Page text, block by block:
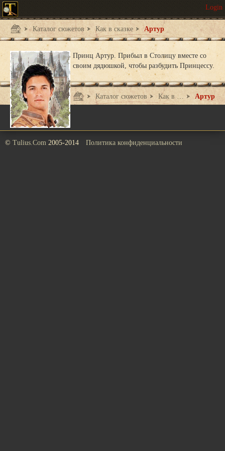
Каталог сюжетов Как в сказке Артур
Принц Артур. Прибыл в Столицу вместе со
своим дядюшкой, чтобы разбудить Принцессу.
Каталог сюжетов Как в сказке Артур
© Tulius.Com 2005-2014 Политика конфиденциальности